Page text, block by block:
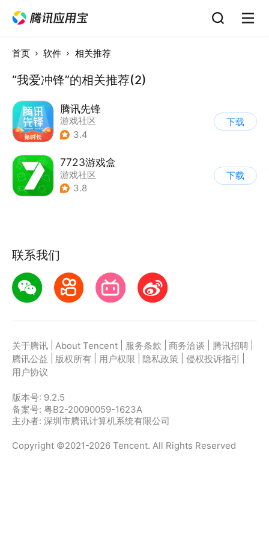
首页 软件 相关推荐
“我爱冲锋”的相关推荐(2)
腾讯先锋
游戏社区
3.4
下载
7723游戏盒
游戏社区
3.8
下载
联系我们
关于腾讯 About Tencent 服务条款 商务洽谈 腾讯招聘
腾讯公益
版权所有 用户权限 隐私政策 侵权投诉指引
用户协议
版本号: 9.2.5
备案号: 粤B2-20090059-1623A
主办者: 深圳市腾讯计算机系统有限公司
Copyright ©2021-2026 Tencent. All Rights Reserved